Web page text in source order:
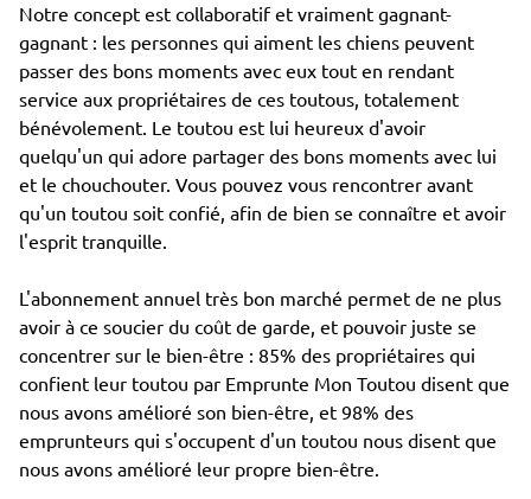
Notre concept est collaboratif et vraiment gagnant-
gagnant : les personnes qui aiment les chiens peuvent
passer des bons moments avec eux tout en rendant
service aux propriétaires de ces toutous, totalement
bénévolement. Le toutou est lui heureux d'avoir
quelqu'un qui adore partager des bons moments avec lui
et le chouchouter. Vous pouvez vous rencontrer avant
qu'un toutou soit confié, afin de bien se connaître et avoir
l'esprit tranquille.
L'abonnement annuel très bon marché permet de ne plus
avoir à ce soucier du coût de garde, et pouvoir juste se
concentrer sur le bien-être : 85% des propriétaires qui
confient leur toutou par Emprunte Mon Toutou disent que
nous avons amélioré son bien-être, et 98% des
emprunteurs qui s'occupent d'un toutou nous disent que
nous avons amélioré leur propre bien-être.